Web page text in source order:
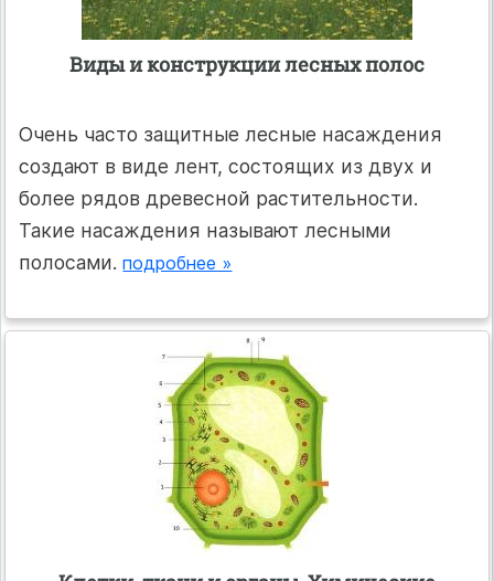
Виды и конструкции лесных полос
Очень часто защитные лесные насаждения
создают в виде лент, состоящих из двух и
более рядов древесной растительности.
Такие насаждения называют лесными
полосами.подробнее »